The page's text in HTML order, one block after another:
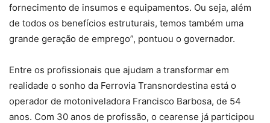
fornecimento de insumos e equipamentos. Ou seja, além
de todos os benefícios estruturais, temos também uma
grande geração de emprego”, pontuou o governador.
Entre os profissionais que ajudam a transformar em
realidade o sonho da Ferrovia Transnordestina está o
operador de motoniveladora Francisco Barbosa, de 54
anos. Com 30 anos de profissão, o cearense já participou